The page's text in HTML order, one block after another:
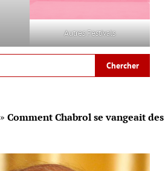
Autres Festivals
» Comment Chabrol se vangeait des